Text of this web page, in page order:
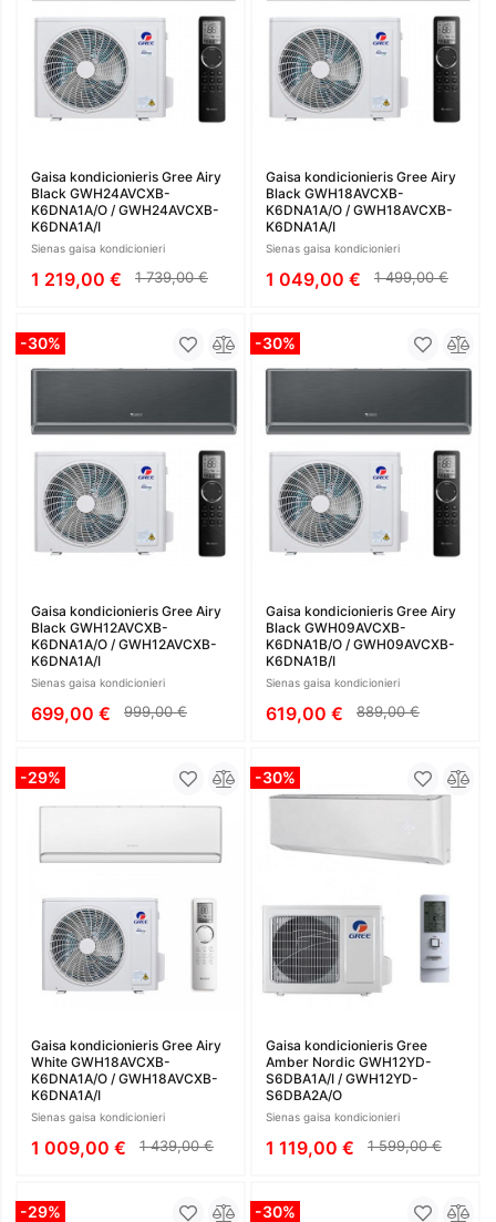
Gaisa kondicionieris Gree Airy
Black GWH24AVCXB-
K6DNA1A/O / GWH24AVCXB-
K6DNA1A/I
Sienas gaisa kondicionieri
1 219,00 € 1 739,00 €
Gaisa kondicionieris Gree Airy
Black GWH18AVCXB-
K6DNA1A/O / GWH18AVCXB-
K6DNA1A/I
Sienas gaisa kondicionieri
1 049,00 € 1 499,00 €
-30%
Gaisa kondicionieris Gree Airy
Black GWH12AVCXB-
K6DNA1A/O / GWH12AVCXB-
K6DNA1A/I
Sienas gaisa kondicionieri
699,00 € 999,00 €
-30%
Gaisa kondicionieris Gree Airy
Black GWH09AVCXB-
K6DNA1B/O / GWH09AVCXB-
K6DNA1B/I
Sienas gaisa kondicionieri
619,00 € 889,00 €
-29%
Gaisa kondicionieris Gree Airy
White GWH18AVCXB-
K6DNA1A/O / GWH18AVCXB-
K6DNA1A/I
Sienas gaisa kondicionieri
1 009,00 € 1 439,00 €
-30%
Gaisa kondicionieris Gree
Amber Nordic GWH12YD-
S6DBA1A/I / GWH12YD-
S6DBA2A/O
Sienas gaisa kondicionieri
1 119,00 € 1 599,00 €
-29% -30%